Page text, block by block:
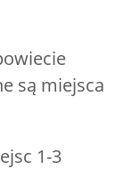
są miejsca
1-3